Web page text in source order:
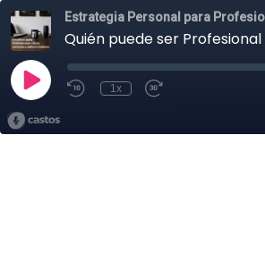
Estrategia Personal para
Quién puede ser Profesional
1x